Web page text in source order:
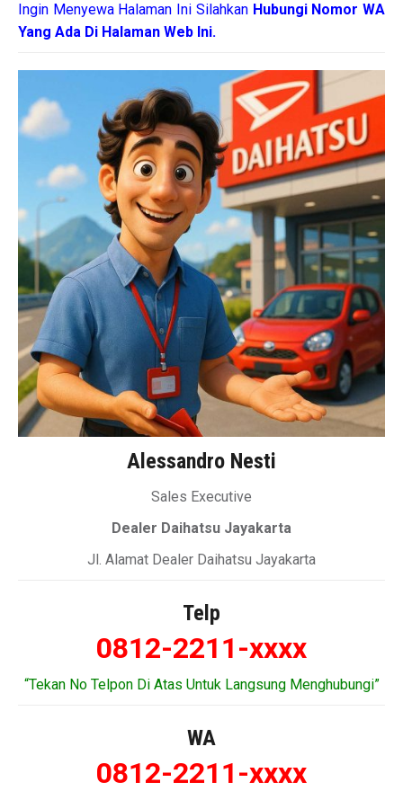
Ingin Menyewa Halaman Ini Silahkan Hubungi Nomor WA
Yang Ada Di Halaman Web Ini.
Alessandro Nesti
Sales Executive
Dealer Daihatsu Jayakarta
Jl. Alamat Dealer Daihatsu Jayakarta
Telp
0812-2211-xxxx
“Tekan No Telpon Di Atas Untuk Langsung Menghubungi”
WA
0812-2211-xxxx